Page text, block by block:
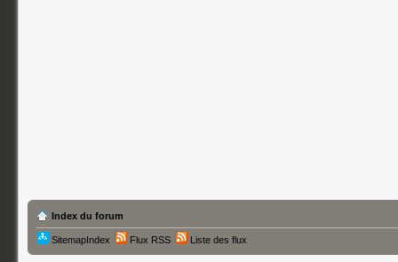
Index du forum
SitemapIndex Flux RSS Liste des flux